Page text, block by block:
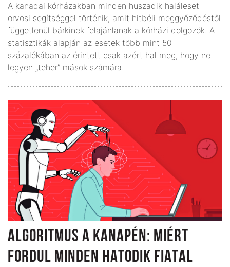
A kanadai kórházakban minden huszadik haláleset
orvosi segítséggel történik, amit hitbéli meggyőződéstől
függetlenül bárkinek felajánlanak a kórházi dolgozók. A
statisztikák alapján az esetek több mint 50
százalékában az érintett csak azért hal meg, hogy ne
legyen „teher” mások számára.
ALGORITMUS A KANAPÉN: MIÉRT
FORDUL MINDEN HATODIK FIATAL